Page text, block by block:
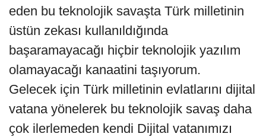
eden bu teknolojik savaşta Türk milletinin
üstün zekası kullanıldığında
başaramayacağı hiçbir teknolojik yazılım
olamayacağı kanaatini taşıyorum.
Gelecek için Türk milletinin evlatlarını dijital
vatana yönelerek bu teknolojik savaş daha
çok ilerlemeden kendi Dijital vatanımızı